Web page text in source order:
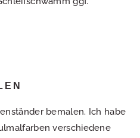
bemalen. Ich habe
verschiedene